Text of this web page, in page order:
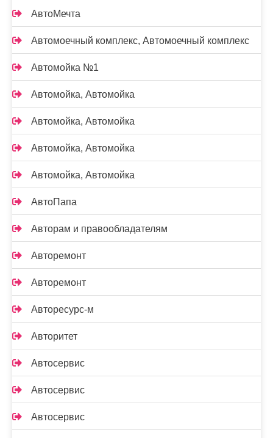
АвтоМечта
Автомоечный комплекс, Автомоечный комплекс
Автомойка №1
Автомойка, Автомойка
Автомойка, Автомойка
Автомойка, Автомойка
Автомойка, Автомойка
АвтоПапа
Авторам и правообладателям
Авторемонт
Авторемонт
Авторесурс-м
Авторитет
Автосервис
Автосервис
Автосервис